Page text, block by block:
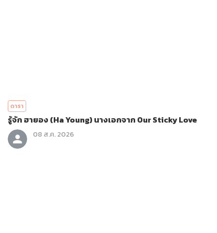
ดารา
รู้จัก ฮายอง (Ha Young) นางเอกจาก Our Sticky Love
08 ส.ค. 2026